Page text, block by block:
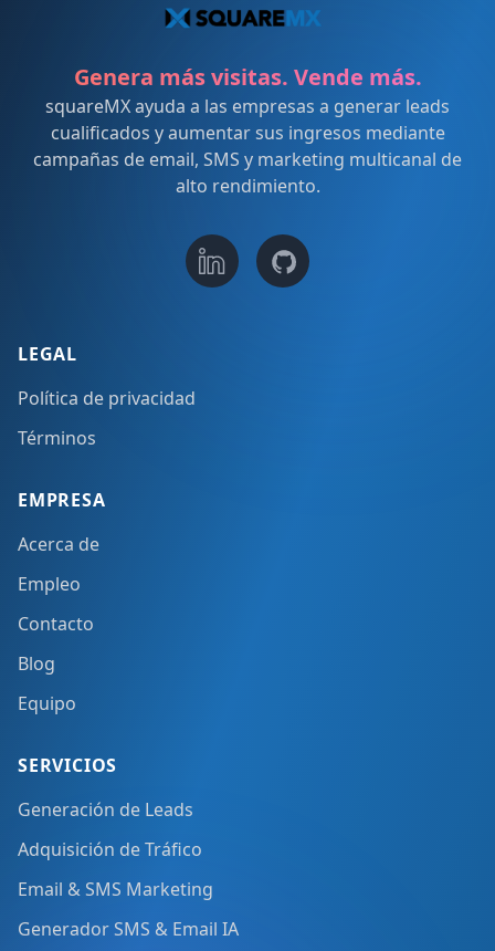
Genera más visitas. Vende más.
squareMX ayuda a las empresas a generar leads
cualificados y aumentar sus ingresos mediante
campañas de email, SMS y marketing multicanal de
alto rendimiento.
LEGAL
Política de privacidad
Términos
EMPRESA
Acerca de
Empleo
Contacto
Blog
Equipo
SERVICIOS
Generación de Leads
Adquisición de Tráfico
Email & SMS Marketing
Generador SMS & Email IA